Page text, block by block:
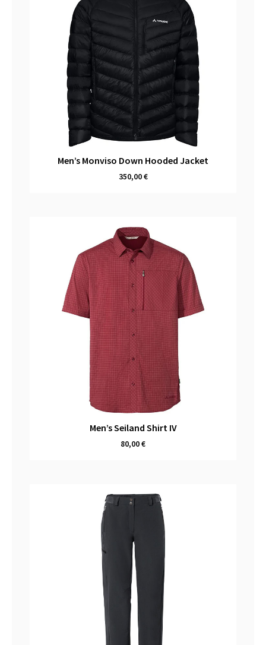
Men’s Monviso Down Hooded Jacket
350,00€
Men’s Seiland Shirt IV
80,00€